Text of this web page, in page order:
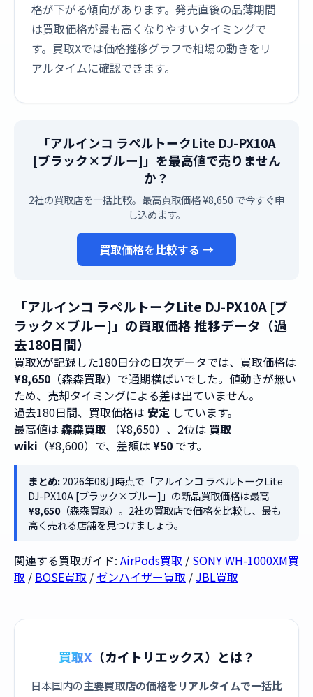
格が下がる傾向があります。発売直後の品薄期間
は買取価格が最も高くなりやすいタイミングで
す。買取Xでは価格推移グラフで相場の動きをリ
アルタイムに確認できます。
「アルインコ ラペルトークLite DJ-PX10A
[ブラック×ブルー]」を最高値で売りません
か？
2社の買取店を一括比較。最高買取価格 ¥8,650 で今すぐ申
し込めます。
買取価格を比較する →
「アルインコ ラペルトークLite DJ-PX10A [ブ
ラック×ブルー]」の買取価格 推移データ（過
去180日間）
買取Xが記録した180日分の日次データでは、買取価格は
¥8,650 （森森買取）で通期横ばいでした。値動きが無い
ため、売却タイミングによる差は出ていません。
過去180日間、買取価格は 安定 しています。
最高値は 森森買取 （¥8,650）、2位は 買取
wiki （¥8,600）で、差額は ¥50 です。
まとめ:2026年08月時点で「アルインコ ラペルトークLite
DJ-PX10A [ブラック×ブルー]」の新品買取価格は最高
¥8,650（森森買取）。2社の買取店で価格を比較し、最も
高く売れる店舗を見つけましょう。
関連する買取ガイド: AirPods買取 / SONY WH-1000XM買
取 / BOSE買取 / ゼンハイザー買取 / JBL買取
買取X （カイトリエックス）とは？
日本国内の主要買取店の価格をリアルタイムで一括比